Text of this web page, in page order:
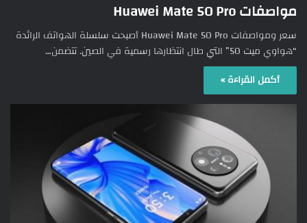
مواصفات Huawei Mate 50 Pro
سعر ومواصفات Huawei Mate 50 Pro أصبحت سلسلة الهواتف الرائدة
“هواوي ميت 50” التي طال انتظارها رسمية في الصين. تتضمن…
أكمل القراءة »